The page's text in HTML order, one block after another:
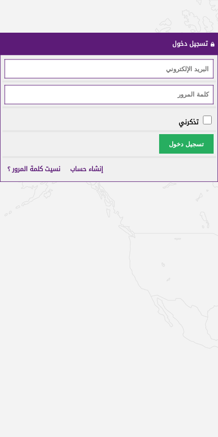
تسجيل دخول
تذكرني
تسجيل دخول
إنشاء حساب نسيت كلمة المرور ؟